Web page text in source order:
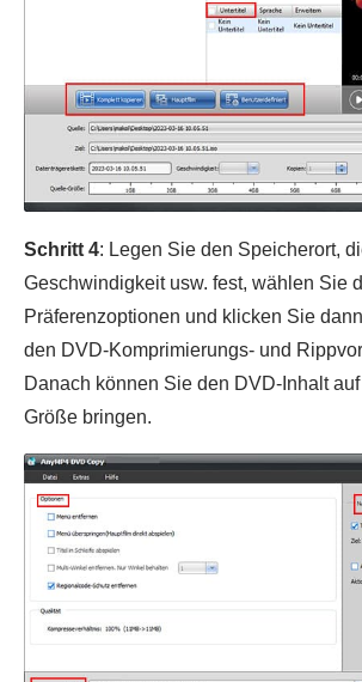
Schritt 4: Legen Sie den Speicherort,
Geschwindigkeit usw. fest, wählen Sie
Präferenzoptionen und klicken Sie
den DVD-Komprimierungs- und
Danach können Sie den DVD-Inhalt
Größe bringen.